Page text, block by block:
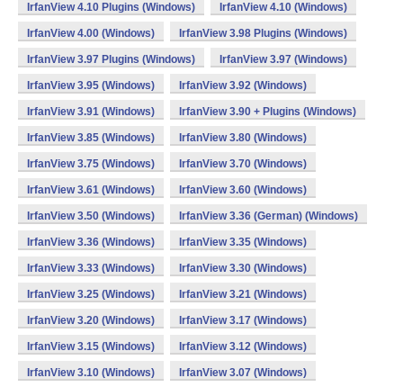
IrfanView 4.10 Plugins (Windows) IrfanView 4.10 (Windows)
IrfanView 4.00 (Windows) IrfanView 3.98 Plugins (Windows)
IrfanView 3.97 Plugins (Windows) IrfanView 3.97 (Windows)
IrfanView 3.95 (Windows) IrfanView 3.92 (Windows)
IrfanView 3.91 (Windows) IrfanView 3.90 + Plugins (Windows)
IrfanView 3.85 (Windows) IrfanView 3.80 (Windows)
IrfanView 3.75 (Windows) IrfanView 3.70 (Windows)
IrfanView 3.61 (Windows) IrfanView 3.60 (Windows)
IrfanView 3.50 (Windows) IrfanView 3.36 (German) (Windows)
IrfanView 3.36 (Windows) IrfanView 3.35 (Windows)
IrfanView 3.33 (Windows) IrfanView 3.30 (Windows)
IrfanView 3.25 (Windows) IrfanView 3.21 (Windows)
IrfanView 3.20 (Windows) IrfanView 3.17 (Windows)
IrfanView 3.15 (Windows) IrfanView 3.12 (Windows)
IrfanView 3.10 (Windows) IrfanView 3.07 (Windows)